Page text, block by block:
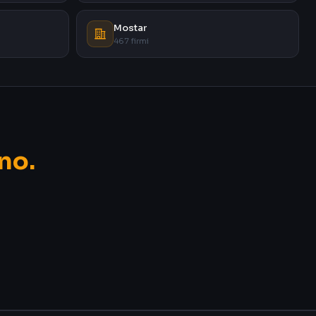
Mostar
467 firmi